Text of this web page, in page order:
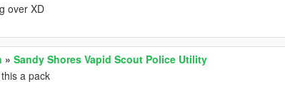
over XD
»Sandy Shores Vapid Scout Police Utility
a pack